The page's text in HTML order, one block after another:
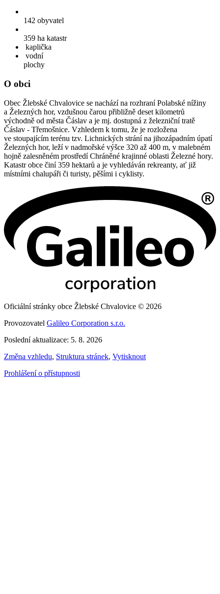
142 obyvatel
359 ha katastr
kaplička
vodní
plochy
O obci
Obec Žlebské Chvalovice se nachází na rozhraní Polabské nížiny
a Železných hor, vzdušnou čarou přibližně deset kilometrů
východně od města Čáslav a je mj. dostupná z železniční tratě
Čáslav - Třemošnice. Vzhledem k tomu, že je rozložena
ve stoupajícím terénu tzv. Lichnických strání na jihozápadním úpatí
Železných hor, leží v nadmořské výšce 320 až 400 m, v malebném
hojně zalesněném prostředí Chráněné krajinné oblasti Železné hory.
Katastr obce činí 359 hektarů a je vyhledáván rekreanty, ať již
místními chalupáři či turisty, pěšími i cyklisty.
Oficiální stránky obce Žlebské Chvalovice © 2026
Provozovatel Galileo Corporation s.r.o.
Poslední aktualizace: 5. 8. 2026
Změna vzhledu, Struktura stránek, Vytisknout
Prohlášení o přístupnosti